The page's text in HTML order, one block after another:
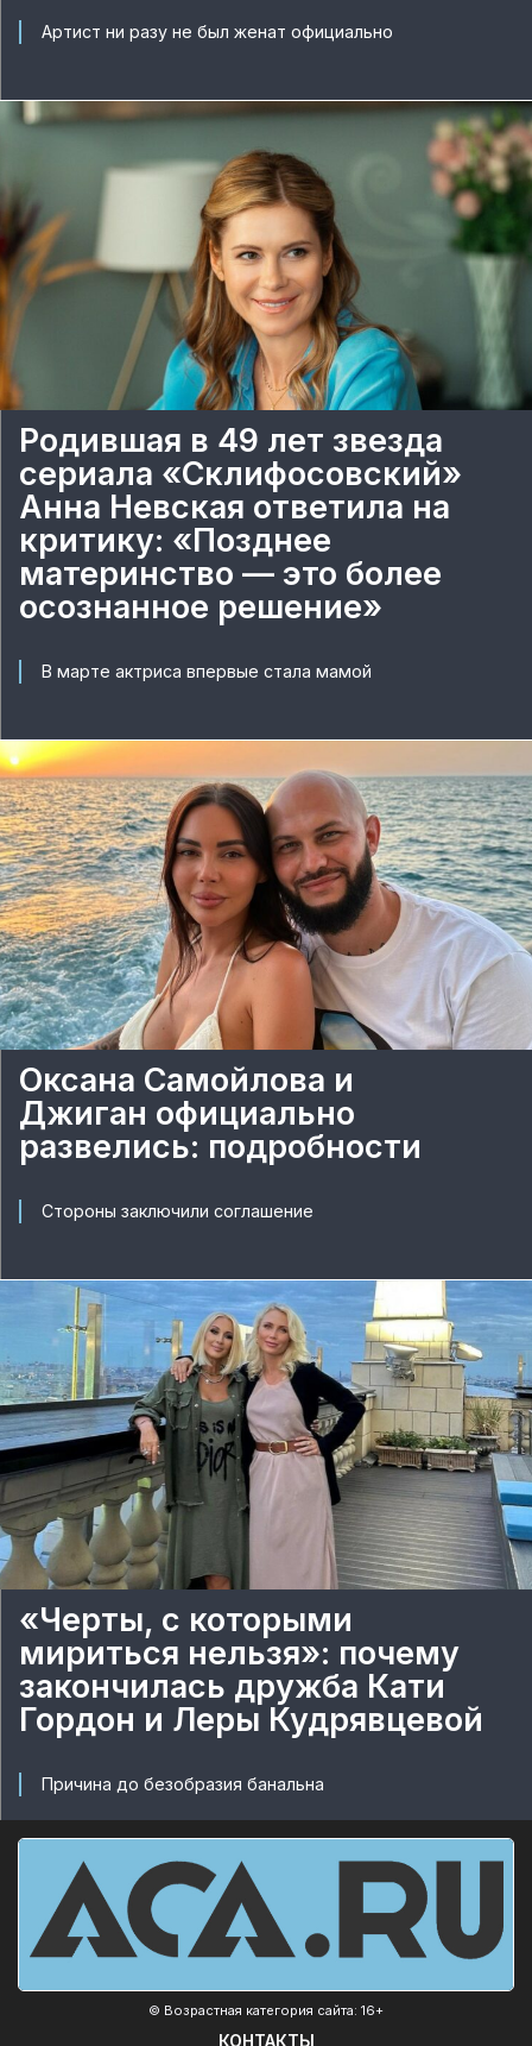
Артист ни разу не был женат официально
Родившая в 49 лет звезда
сериала «Склифосовский»
Анна Невская ответила на
критику: «Позднее
материнство — это более
осознанное решение»
В марте актриса впервые стала мамой
Оксана Самойлова и
Джиган официально
развелись: подробности
Стороны заключили соглашение
«Черты, с которыми
мириться нельзя»: почему
закончилась дружба Кати
Гордон и Леры Кудрявцевой
Причина до безобразия банальна
© Возрастная категория сайта: 16+
КОНТАКТЫ